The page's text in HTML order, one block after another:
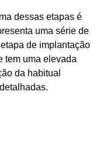
dessas etapas é
uma série de
de implantação
tem uma elevada
da habitual